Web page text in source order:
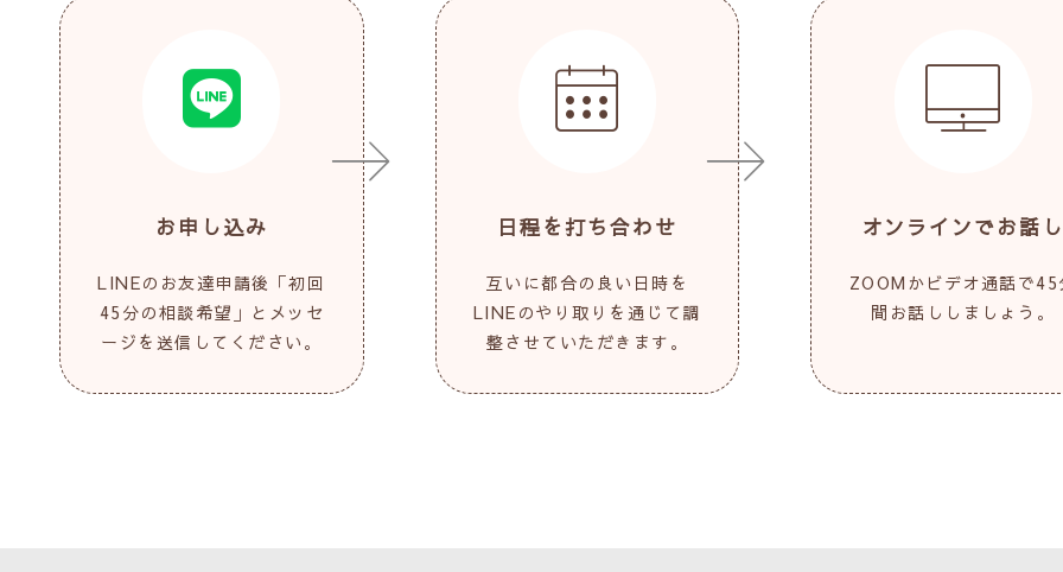
お申し込み
LINEのお友達申請後「初回
45分の相談希望」とメッセ
ージを送信してください。
日程を打ち合わせ
互いに都合の良い日時を
LINEのやり取りを通じて調
整させていただきます。
オンラインでお話
ZOOMかビデオ通話で45
間お話ししましょう。